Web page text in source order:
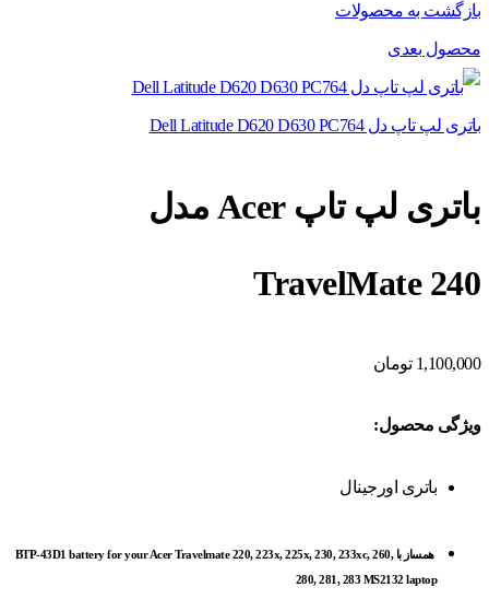
بازگشت به محصولات
محصول بعدی
باتری لپ تاپ دل Dell Latitude D620 D630 PC764
باتری لپ تاپ Acer مدل
TravelMate 240
1,100,000 تومان
ویژگی محصول:
باتری اورجینال
همساز با BTP-43D1 battery for your Acer Travelmate 220, 223x, 225x, 230, 233xc, 260,
280, 281, 283 MS2132 laptop